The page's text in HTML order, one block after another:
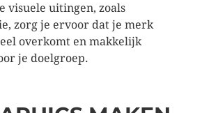
visuele uitingen, zoals
zorg je ervoor dat je merk
overkomt en makkelijk
je doelgroep.